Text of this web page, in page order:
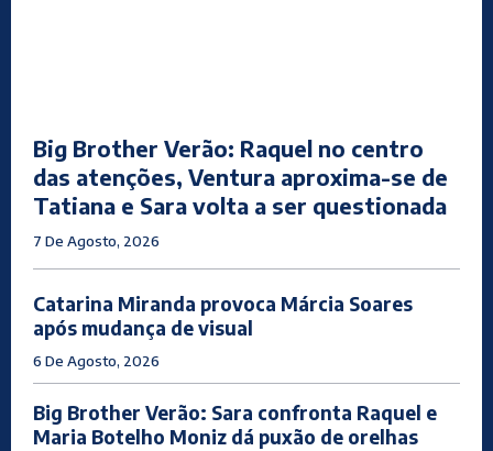
Big Brother Verão: Raquel no centro
das atenções, Ventura aproxima-se de
Tatiana e Sara volta a ser questionada
7 De Agosto, 2026
Catarina Miranda provoca Márcia Soares
após mudança de visual
6 De Agosto, 2026
Big Brother Verão: Sara confronta Raquel e
Maria Botelho Moniz dá puxão de orelhas